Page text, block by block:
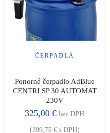
ČERPADLÁ
Ponorné čerpadlo AdBlue
CENTRI SP 30 AUTOMAT
230V
325,00 € bez DPH
(399,75 €s DPH)